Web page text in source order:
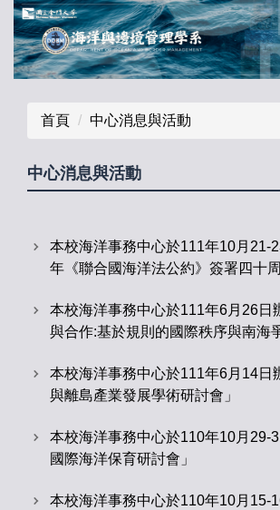
跳
到
主
要
首頁 中心消息與活動
中心消息與活動
本校海洋事務中心於111年10月21-
年《聯合國海洋法公約》簽署四十
本校海洋事務中心於111年6月26日
與合作:基於規則的國際秩序與南海
本校海洋事務中心於111年6月14日
與離島產業發展學術研討會」
本校海洋事務中心於110年10月29-
國際海洋保育研討會」
本校海洋事務中心於110年10月15-